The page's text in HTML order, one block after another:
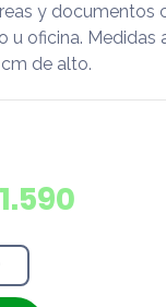
y documentos
u oficina.
de alto.
1.590